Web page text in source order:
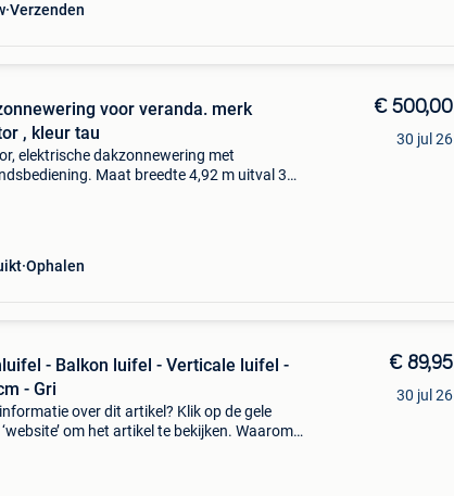
Verzenden
voor veranda. merk
, kleur tau
elektrische dakzonnewering met
Maat breedte 4,92 m uitval 3m.
Ophalen
€ 500,00
30 jul 26
- Balkon luifel - Verticale luifel -
- Gri
over dit artikel? Klik op de gele
om het artikel te bekijken. Waarom
€ 89,95
30 jul 26